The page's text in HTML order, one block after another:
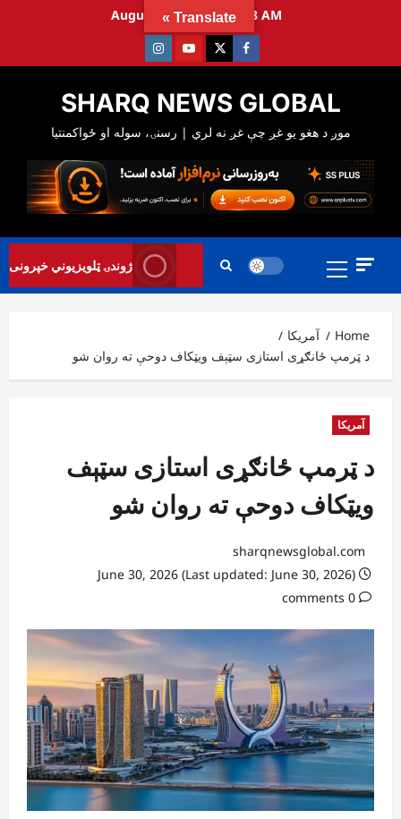
August 9, 2026 9:11:49 AM
Facebook
Twitter
Youtube
Instagram
SHARQ NEWS GLOBAL
Primary
ژوندۍ ټلویزیوني خپرونی
Home
آمریکا
د ټرمپ ځانګړی استازی سټېف ویټکاف دوحې ته روان شو
آمریکا
د ټرمپ ځانګړی استازی سټېف
ویټکاف دوحې ته روان شو
sharqnewsglobal.com
0 comments
Translate »